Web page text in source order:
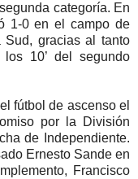
categoría. En
1-0 en el campo de
Sud, gracias al tanto
10’ del segundo
fútbol de ascenso el
por la División
de Independiente.
Ernesto Sande en
Francisco